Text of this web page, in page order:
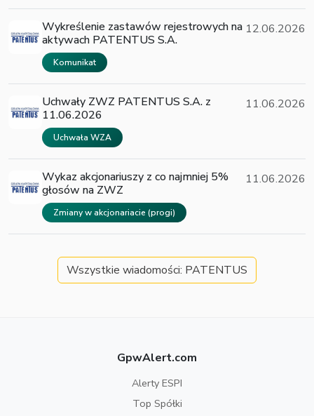
Wykreślenie zastawów rejestrowych na
aktywach PATENTUS S.A.
Komunikat
12.06.2026
Uchwały ZWZ PATENTUS S.A. z
11.06.2026
Uchwała WZA
11.06.2026
Wykaz akcjonariuszy z co najmniej 5%
głosów na ZWZ
Zmiany w akcjonariacie (progi)
11.06.2026
Wszystkie wiadomości: PATENTUS
GpwAlert.com
Alerty ESPI
Top Spółki